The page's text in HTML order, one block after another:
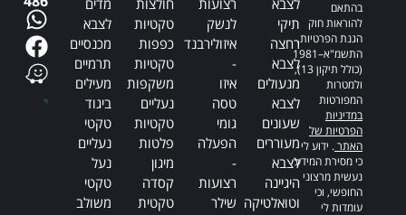
בהתאם
להוראות חוק
הגנת הפרטיות,
התשמ"א–1981
(כולל תיקון 13),
ולמטרות
המפורטות
במדיניות
הפרטיות של
האתר. ידוע לי
כי מסירת המידע
נעשית מרצוני
החופשי, וכי
עומדות לי
לצבא
תיקי
רחצה
לצבא
מנעולים
לצבא
שעונים
מעוררים
לצבא
היגיינה
וטואלטיקה
רצועות
לנשק
איזולירבנד
-
איזו
טסה
גומי
הפעלה
-
רצועות
שילר
חולצות
טקטיות
כפפות
טקטיות
משקפות
נעליים
טקטיות
פלטות
מיגון
קסדה
טקטית
מדים
לצבא
מכנסיים
תרמיים
מעילים
ביגוד
טקטי
נעליים
נעל
טקטי
משולב